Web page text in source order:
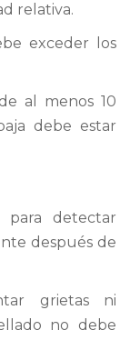
relativa.
exceder los
al menos 10
debe estar
para detectar
después de
grietas ni
no debe